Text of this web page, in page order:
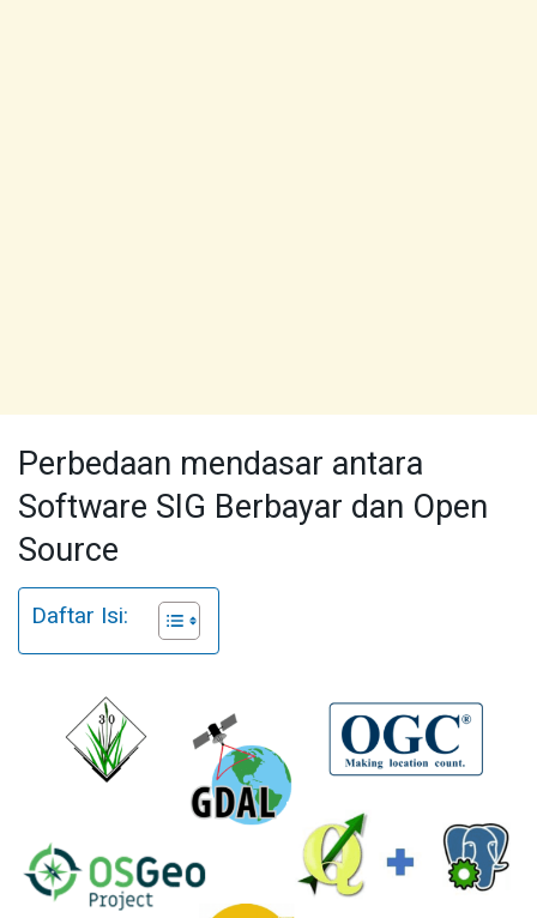
Perbedaan mendasar antara
Software SIG Berbayar dan Open
Source
Daftar Isi: